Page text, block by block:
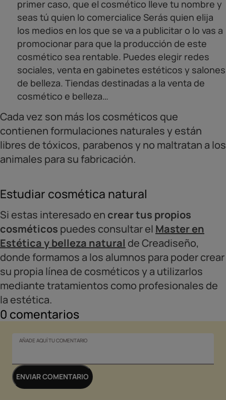
primer caso, que el cosmético lleve tu nombre y
seas tú quien lo comercialice Serás quien elija
los medios en los que se va a publicitar o lo vas a
promocionar para que la producción de este
cosmético sea rentable. Puedes elegir redes
sociales, venta en gabinetes estéticos y salones
de belleza. Tiendas destinadas a la venta de
cosmético e belleza…
Cada vez son más los cosméticos que
contienen formulaciones naturales y están
libres de tóxicos, parabenos y no maltratan a los
animales para su fabricación.
Estudiar cosmética natural
Si estas interesado en crear tus propios
cosméticos puedes consultar el Master en
Estética y belleza natural de Creadiseño,
donde formamos a los alumnos para poder crear
su propia línea de cosméticos y a utilizarlos
mediante tratamientos como profesionales de
la estética.
0 comentarios
AÑADE AQUÍ TU COMENTARIO
ENVIAR COMENTARIO